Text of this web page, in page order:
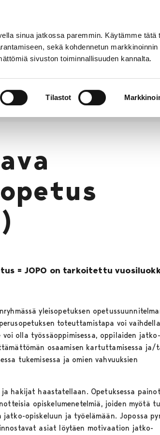
sinua jatkossa paremmin. Käytämme tätä
sekä kohdennetun markkinoinnin
sivuston toiminnallisuuden kannalta.
Tilastot
= JOPO on tarkoitettu
yleisopetuksen
toteuttamistapa voi vaihdella
voi olla työssäoppimisessa, oppilaiden jatko-
osaamisen kartuttamisessa ja/
tukemisessa ja omien vahvuuksien
ja hakijat haastatellaan. Opetuksessa
opiskelumenetelmiä, joiden myötä
jatko-opiskeluun ja työelämään. Jopossa
asiat löytäen motivaation jatko-